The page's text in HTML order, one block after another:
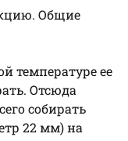
Общие
температуре ее
Отсюда
собирать
22 мм) на